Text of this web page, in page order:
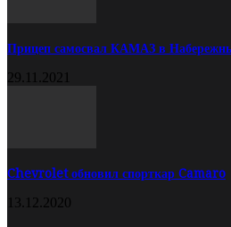
Прицеп самосвал КАМАЗ в
29.11.2021
Chevrolet обновил спорткар Camaro
13.12.2020